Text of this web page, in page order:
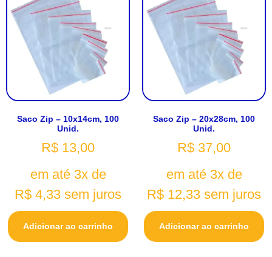
Saco Zip – 10x14cm, 100
Unid.
R$ 13,00
em até 3x de
R$ 4,33 sem juros
Adicionar ao carrinho
Saco Zip – 20x28cm, 100
Unid.
R$ 37,00
em até 3x de
R$ 12,33 sem juros
Adicionar ao carrinho